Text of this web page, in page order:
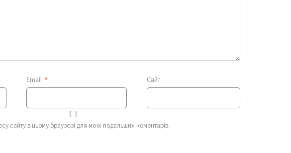
Email * Сайт
сайту в цьому браузері для моїх подальших коментарів.